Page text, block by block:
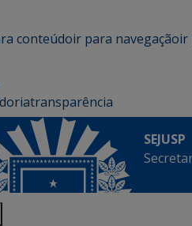
conteúdoir para navegaçãoir
transparência
SEJUSP